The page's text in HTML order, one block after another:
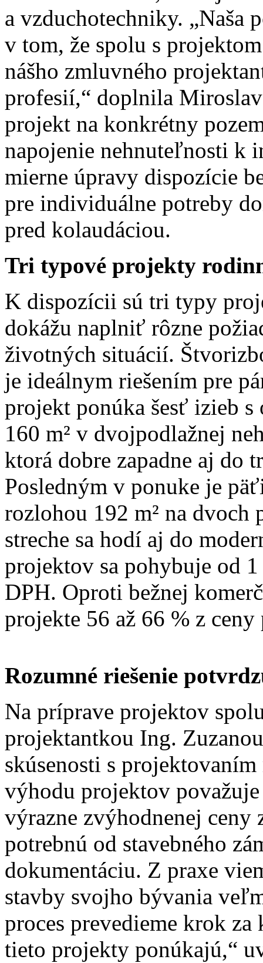
a vzduchotechniky. „Naša
v tom, že spolu s
nášho zmluvného
profesií,“ doplnila
projekt na konkrétny
napojenie nehnuteľnosti k
mierne úpravy dispozície
pre individuálne potreby
pred kolaudáciou.
Tri typové projekty
K dispozícii sú tri typy
dokážu naplniť rôzne
životných situácií.
je ideálnym riešením pre
projekt ponúka šesť izieb
160 m² v dvojpodlažnej
ktorá dobre zapadne aj do
Posledným v ponuke je
rozlohou 192 m² na
streche sa hodí aj do
projektov sa pohybuje od
DPH. Oproti bežnej
projekte 56 až 66 % z
Rozumné riešenie
Na príprave projektov
projektantkou Ing.
skúsenosti s
výhodu projektov
výrazne zvýhodnenej ceny
potrebnú od stavebného
dokumentáciu. Z praxe
stavby svojho bývania
proces prevedieme krok
tieto projekty ponúkajú,“